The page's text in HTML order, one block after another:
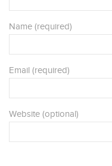
Name (required)
Email (required)
Website (optional)